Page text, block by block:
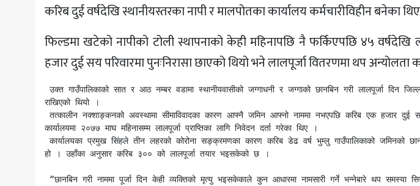
करिब दुई वर्षदेखि स्थानीयस्तरका नापी र मालपोतका कार्यालय कर्मचारीविहीन बनेका
फिल्डमा खटेको नापीको टोली स्थापनाको केही महिनापछि नै फर्किएपछि ४५
हजार दुई सय परिवारमा पुनःनिरासा छाएको थियो भने लालपूर्जा वितरणमा थप
राखिएको थियो ।
कार्यालयमा २०७७ माघ महिनासम्म लालपूर्जा प्राप्तिका लागि निवेदन दर्ता गरेका थिए ।
हो । उहाँका अनुसार करिब ३०० को लालपूर्जा तयार भइसकेको छ ।